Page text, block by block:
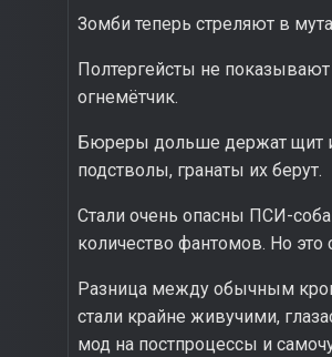
Зомби теперь стреляют в
Полтергейсты не
огнемётчик.
Бюреры дольше держат щит и
подстволы, гранаты их берут.
Стали очень опасны ПСИ-
количество фантомов. Но
Разница между обычным
стали крайне живучими,
мод на постпроцессы и